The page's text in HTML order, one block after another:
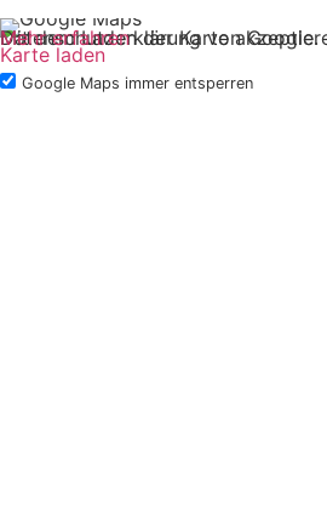
Mit dem Laden der Karte akzeptieren Sie die Datenschutzerklärung von Google.
Mehr erfahren
Karte laden
Google Maps immer entsperren